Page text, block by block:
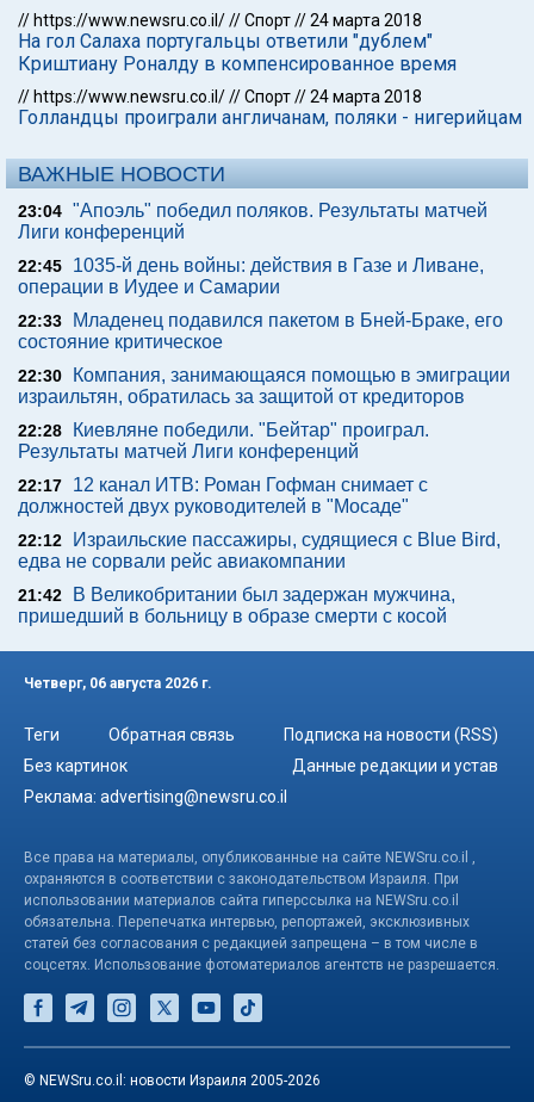
// https://www.newsru.co.il///Спорт//24 марта 2018
На гол Салаха португальцы ответили "дублем"
Криштиану Роналду в компенсированное время
// https://www.newsru.co.il///Спорт//24 марта 2018
Голландцы проиграли англичанам, поляки - нигерийцам
ВАЖНЫЕ НОВОСТИ
23:04 "Апоэль" победил поляков. Результаты матчей
Лиги конференций
22:45
1035-й день войны: действия в Газе и Ливане,
операции в Иудее и Самарии
22:33
Младенец подавился пакетом в Бней-Браке, его
состояние критическое
22:30
Компания, занимающаяся помощью в эмиграции
израильтян, обратилась за защитой от кредиторов
22:28
Киевляне победили. "Бейтар" проиграл.
Результаты матчей Лиги конференций
22:17
12 канал ИТВ: Роман Гофман снимает с
должностей двух руководителей в "Мосаде"
22:12
Израильские пассажиры, судящиеся с Blue Bird,
едва не сорвали рейс авиакомпании
21:42
В Великобритании был задержан мужчина,
пришедший в больницу в образе смерти с косой
Четверг, 06 августа 2026 г.
Теги Обратная связь
Подписка на новости (RSS)
Без картинок
Данные редакции и устав
Реклама: advertising@newsru.co.il
Все права на материалы, опубликованные на сайте NEWSru.co.il ,
охраняются в соответствии с законодательством Израиля. При
использовании материалов сайта гиперссылка на NEWSru.co.il
обязательна. Перепечатка интервью, репортажей, эксклюзивных
статей без согласования с редакцией запрещена – в том числе в
соцсетях. Использование фотоматериалов агентств не разрешается.
© NEWSru.co.il: новости Израиля 2005-2026